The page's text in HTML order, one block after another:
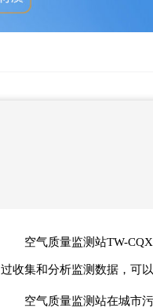
空气质量监测站TW-
过收集和分析监测数据，可
空气质量监测站在城市